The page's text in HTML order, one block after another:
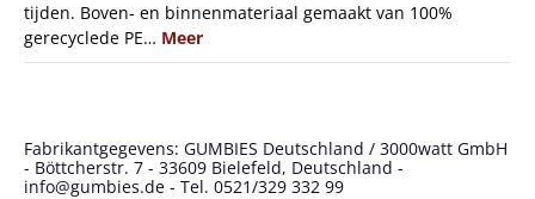
tijden. Boven- en binnenmateriaal gemaakt van 100%
gerecyclede PE… Meer
Fabrikantgegevens: GUMBIES Deutschland / 3000watt GmbH
- Böttcherstr. 7 - 33609 Bielefeld, Deutschland -
info@gumbies.de - Tel. 0521/329 332 99